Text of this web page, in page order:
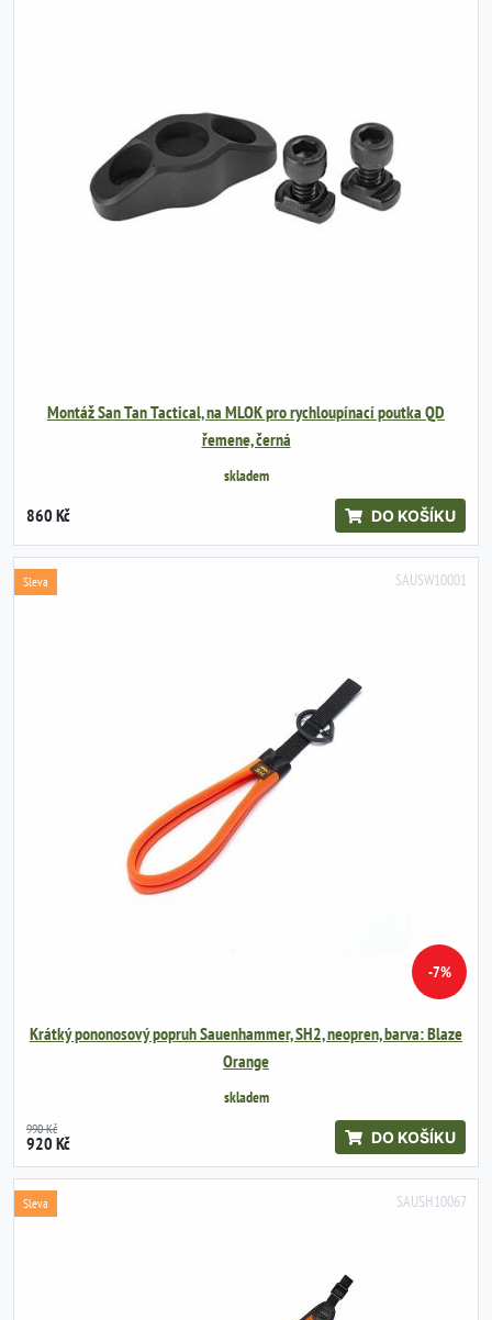
Montáž San Tan Tactical, na MLOK pro rychloupínací poutka QD
řemene, černá
skladem
860 Kč DO KOŠÍKU
SAUSW10001
Sleva
-7%
Krátký pononosový popruh Sauenhammer, SH2, neopren, barva: Blaze
Orange
skladem
990 Kč
920 Kč DO KOŠÍKU
SAUSH10067
Sleva